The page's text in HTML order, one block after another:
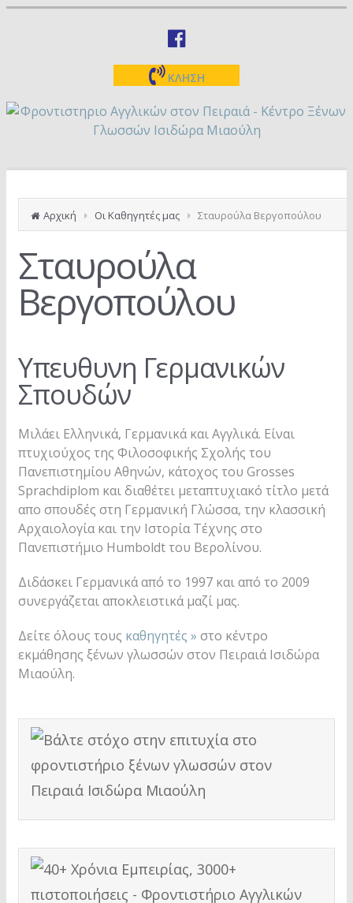
ΚΛΗΣΗ
Αρχική Οι Καθηγητές μας Σταυρούλα Βεργοπούλου
Σταυρούλα
Βεργοπούλου
Υπευθυνη Γερμανικών
Σπουδών
Μιλάει Ελληνικά, Γερμανικά και Αγγλικά. Είναι
πτυχιούχος της Φιλοσοφικής Σχολής του
Πανεπιστημίου Αθηνών, κάτοχος του Grosses
Sprachdiplom και διαθέτει μεταπτυχιακό τίτλο μετά
απο σπουδές στη Γερμανική Γλώσσα, την κλασσική
Αρχαιολογία και την Ιστορία Τέχνης στο
Πανεπιστήμιο Humboldt του Βερολίνου.
Διδάσκει Γερμανικά από το 1997 και από το 2009
συνεργάζεται αποκλειστικά μαζί μας.
Δείτε όλους τους καθηγητές » στο κέντρο
εκμάθησης ξένων γλωσσών στον Πειραιά Ισιδώρα
Μιαούλη.